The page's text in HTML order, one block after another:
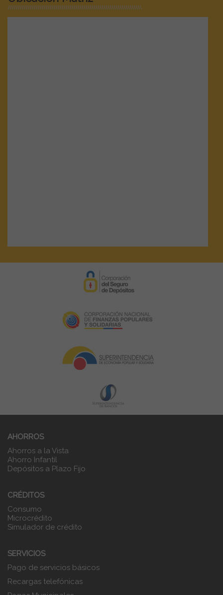
AHORROS
Ahorros a la Vista
Ahorro Infantil
Depósitos a Plazo Fijo
CRÉDITOS
Consumo
Microcrédito
Simulador de crédito
SERVICIOS
Pago de servicios básicos
Recargas telefónicas